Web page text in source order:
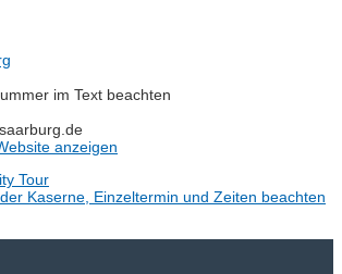
im Text beachten
anzeigen
Tour
Kaserne, Einzeltermin und Zeiten beachten